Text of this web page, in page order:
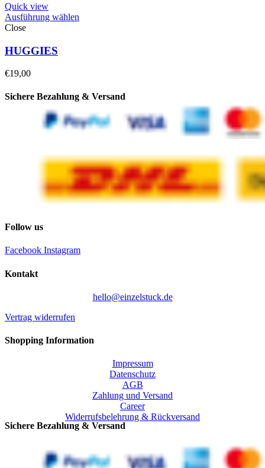
Quick view
Ausführung wählen
Close
HUGGIES
€19,00
Sichere Bezahlung & Versand
Follow us
Facebook Instagram
Kontakt
hello@einzelstuck.de
Vertrag widerrufen
Shopping Information
Impressum
Datenschutz
AGB
Zahlung und Versand
Career
Widerrufsbelehrung & Rückversand
Sichere Bezahlung & Versand